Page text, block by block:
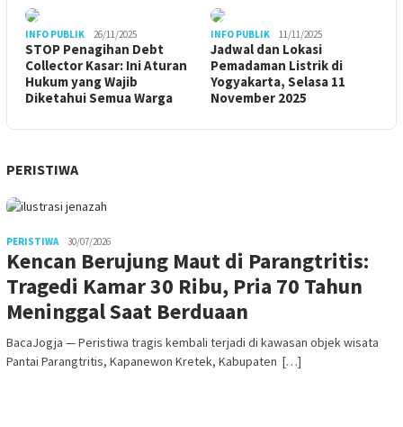
INFO PUBLIK 26/11/2025
STOP Penagihan Debt
Collector Kasar: Ini Aturan
Hukum yang Wajib
Diketahui Semua Warga
INFO PUBLIK 11/11/2025
Jadwal dan Lokasi
Pemadaman Listrik di
Yogyakarta, Selasa 11
November 2025
PERISTIWA
PERISTIWA 30/07/2026
Kencan Berujung Maut di Parangtritis:
Tragedi Kamar 30 Ribu, Pria 70 Tahun
Meninggal Saat Berduaan
BacaJogja — Peristiwa tragis kembali terjadi di kawasan objek wisata
Pantai Parangtritis, Kapanewon Kretek, Kabupaten […]